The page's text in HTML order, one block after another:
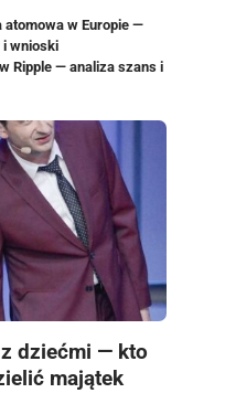
w Europie —
wnioski
Ripple — analiza szans i
dziećmi — kto
majątek